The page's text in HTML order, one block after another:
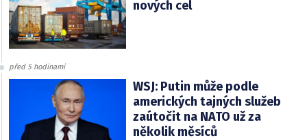
nových cel
před 5 hodinami
WSJ: Putin může podle
amerických tajných služeb
zaútočit na NATO už za
několik měsíců